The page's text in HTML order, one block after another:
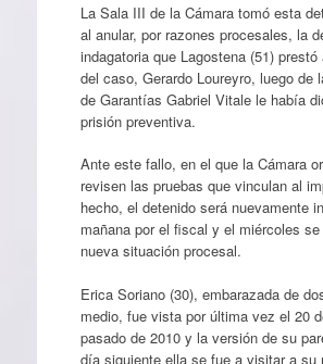
La Sala III de la Cámara tomó esta
al anular, por razones procesales, la
indagatoria que Lagostena (51)
del caso, Gerardo Loureyro, luego de
de Garantías Gabriel Vitale le había
prisión preventiva.
Ante este fallo, en el que la Cámara
revisen las pruebas que vinculan al
hecho, el detenido será nuevamente
mañana por el fiscal y el miércoles
nueva situación procesal.
Erica Soriano (30), embarazada de
medio, fue vista por última vez el 20
pasado de 2010 y la versión de su
día siguiente ella se fue a visitar a su